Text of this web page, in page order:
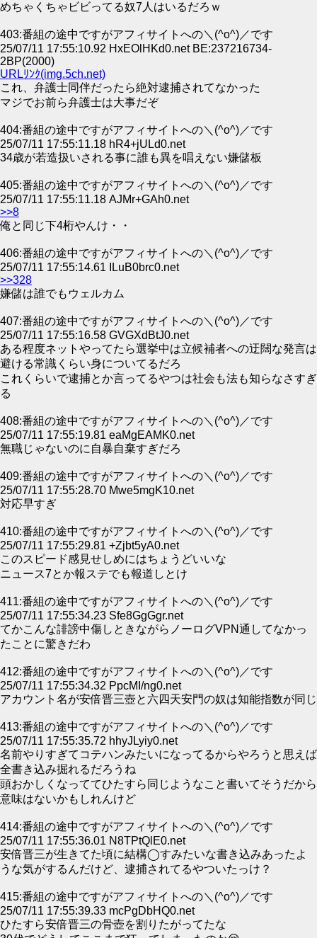
めちゃくちゃビビってる奴7人はいるだろｗ
403:番組の途中ですがアフィサイトへの＼(^o^)／です
25/07/11 17:55:10.92 HxEOlHKd0.net BE:237216734-
2BP(2000)
URLﾘﾝｸ(img.5ch.net)
これ、弁護士同伴だったら絶対逮捕されてなかった
マジでお前ら弁護士は大事だぞ
404:番組の途中ですがアフィサイトへの＼(^o^)／です
25/07/11 17:55:11.18 hR4+jULd0.net
34歳が若造扱いされる事に誰も異を唱えない嫌儲板
405:番組の途中ですがアフィサイトへの＼(^o^)／です
25/07/11 17:55:11.18 AJMr+GAh0.net
>>8
俺と同じ下4桁やんけ・・
406:番組の途中ですがアフィサイトへの＼(^o^)／です
25/07/11 17:55:14.61 ILuB0brc0.net
>>328
嫌儲は誰でもウェルカム
407:番組の途中ですがアフィサイトへの＼(^o^)／です
25/07/11 17:55:16.58 GVGXdBtJ0.net
ある程度ネットやってたら選挙中は立候補者への迂闊な発言は
避ける常識くらい身についてるだろ
これくらいで逮捕とか言ってるやつは社会も法も知らなさすぎ
る
408:番組の途中ですがアフィサイトへの＼(^o^)／です
25/07/11 17:55:19.81 eaMgEAMK0.net
無職じゃないのに自暴自棄すぎだろ
409:番組の途中ですがアフィサイトへの＼(^o^)／です
25/07/11 17:55:28.70 Mwe5mgK10.net
対応早すぎ
410:番組の途中ですがアフィサイトへの＼(^o^)／です
25/07/11 17:55:29.81 +Zjbt5yA0.net
このスピード感見せしめにはちょうどいいな
ニュース7とか報ステでも報道しとけ
411:番組の途中ですがアフィサイトへの＼(^o^)／です
25/07/11 17:55:34.23 Sfe8GgGgr.net
てかこんな誹謗中傷しときながらノーログVPN通してなかっ
たことに驚きだわ
412:番組の途中ですがアフィサイトへの＼(^o^)／です
25/07/11 17:55:34.32 PpcMI/ng0.net
アカウント名が安倍晋三壺と六四天安門の奴は知能指数が同じ
413:番組の途中ですがアフィサイトへの＼(^o^)／です
25/07/11 17:55:35.72 hhyJLyiy0.net
名前やりすぎてコテハンみたいになってるからやろうと思えば
全書き込み掘れるだろうね
頭おかしくなっててひたすら同じようなこと書いてそうだから
意味はないかもしれんけど
414:番組の途中ですがアフィサイトへの＼(^o^)／です
25/07/11 17:55:36.01 N8TPtQlE0.net
安倍晋三が生きてた頃に結構◯すみたいな書き込みあったよ
うな気がするんだけど、逮捕されてるやついたっけ？
415:番組の途中ですがアフィサイトへの＼(^o^)／です
25/07/11 17:55:39.33 mcPgDbHQ0.net
ひたすら安倍晋三の骨壺を割りたがってたな